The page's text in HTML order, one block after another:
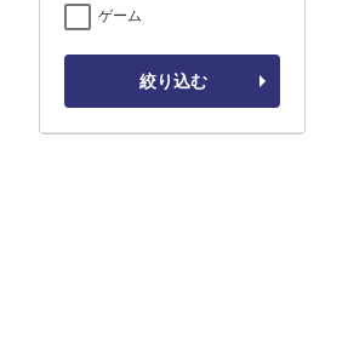
ゲーム
絞り込む